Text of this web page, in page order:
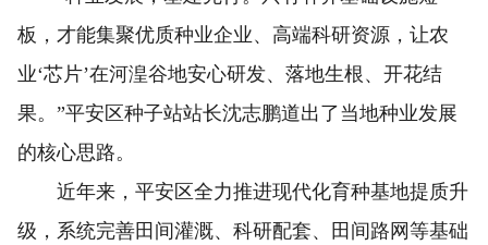
板，才能集聚优质种业企业、高端科研资源，让农
业‘芯片’在河湟谷地安心研发、落地生根、开花结
果。”平安区种子站站长沈志鹏道出了当地种业发展
的核心思路。
近年来，平安区全力推进现代化育种基地提质升
级，系统完善田间灌溉、科研配套、田间路网等基础